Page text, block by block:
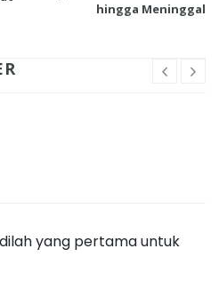
hingga Meninggal
yang pertama untuk